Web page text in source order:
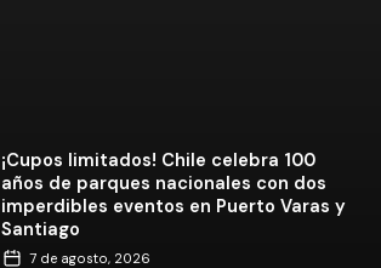
¡Cupos limitados! Chile celebra 100
años de parques nacionales con dos
imperdibles eventos en Puerto Varas y
Santiago
7 de agosto, 2026